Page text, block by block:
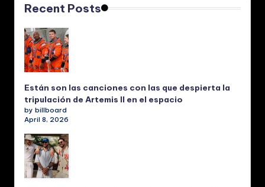
Recent Posts
Están son las canciones con las que despierta la
tripulación de Artemis II en el espacio
by billboard
April 8, 2026